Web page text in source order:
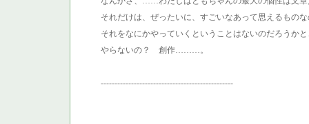
それだけは、ぜったいに、すごいなあって思えるもの
それをなにかやっていくということはないのだろう
やらないの？ 創作………。
------------------------------------------------